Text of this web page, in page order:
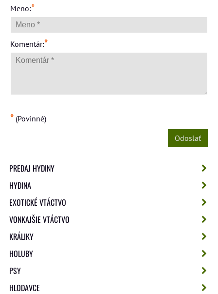
Meno:*
Komentár:*
* (Povinné)
Odoslať
PREDAJ HYDINY
HYDINA
EXOTICKÉ VTÁCTVO
VONKAJŠIE VTÁCTVO
KRÁLIKY
HOLUBY
PSY
HLODAVCE